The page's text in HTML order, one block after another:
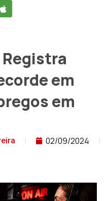
em
em
02/09/2024